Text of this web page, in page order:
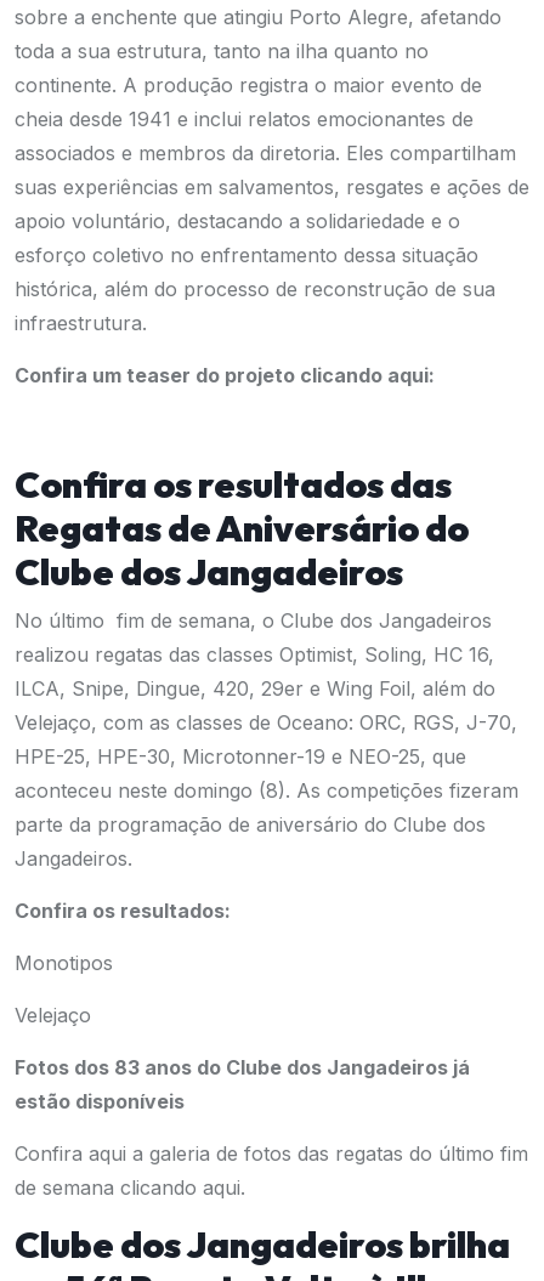
sobre a enchente que atingiu Porto Alegre, afetando
toda a sua estrutura, tanto na ilha quanto no
continente. A produção registra o maior evento de
cheia desde 1941 e inclui relatos emocionantes de
associados e membros da diretoria. Eles compartilham
suas experiências em salvamentos, resgates e ações de
apoio voluntário, destacando a solidariedade e o
esforço coletivo no enfrentamento dessa situação
histórica, além do processo de reconstrução de sua
infraestrutura.
Confira um teaser do projeto clicando aqui:
Confira os resultados das
Regatas de Aniversário do
Clube dos Jangadeiros
No último fim de semana, o Clube dos Jangadeiros
realizou regatas das classes Optimist, Soling, HC 16,
ILCA, Snipe, Dingue, 420, 29er e Wing Foil, além do
Velejaço, com as classes de Oceano: ORC, RGS, J-70,
HPE-25, HPE-30, Microtonner-19 e NEO-25, que
aconteceu neste domingo (8). As competições fizeram
parte da programação de aniversário do Clube dos
Jangadeiros.
Confira os resultados:
Monotipos
Velejaço
Fotos dos 83 anos do Clube dos Jangadeiros já
estão disponíveis
Confira aqui a galeria de fotos das regatas do último fim
de semana clicando aqui.
Clube dos Jangadeiros brilha